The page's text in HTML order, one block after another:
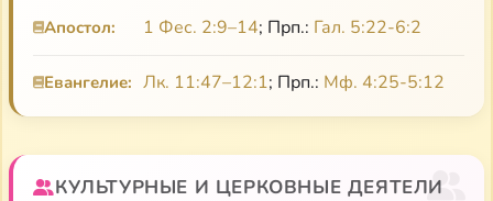
Апостол: 1 Фес. 2:9–14; Прп.: Гал. 5:22-6:2
Евангелие: Лк. 11:47–12:1; Прп.: Мф. 4:25-5:12
КУЛЬТУРНЫЕ И ЦЕРКОВНЫЕ ДЕЯТЕЛИ